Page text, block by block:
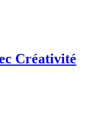
Créativité